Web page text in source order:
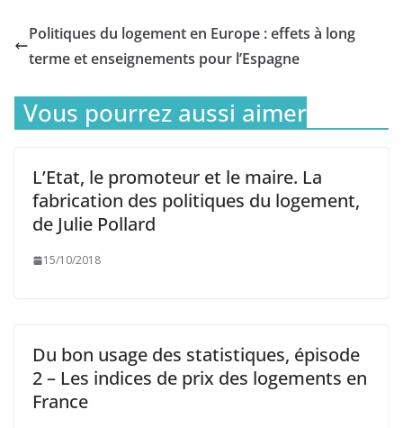
Politiques du logement en Europe : effets à long
terme et enseignements pour l’Espagne
Vous pourrez aussi aimer
L’Etat, le promoteur et le maire. La
fabrication des politiques du logement,
de Julie Pollard
15/10/2018
Du bon usage des statistiques, épisode
2 – Les indices de prix des logements en
France